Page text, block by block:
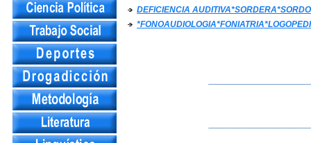
DEFICIENCIA